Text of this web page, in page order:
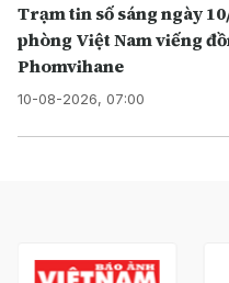
Trạm tin số sáng ngày
phòng Việt Nam viếng
Phomvihane
10-08-2026, 07:00